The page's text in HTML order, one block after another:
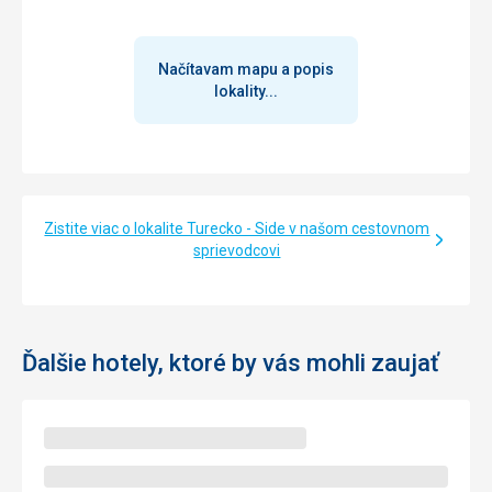
Načítavam mapu a popis
lokality...
Zistite viac o lokalite Turecko - Side v našom cestovnom
sprievodcovi
Ďalšie hotely, ktoré by vás mohli zaujať